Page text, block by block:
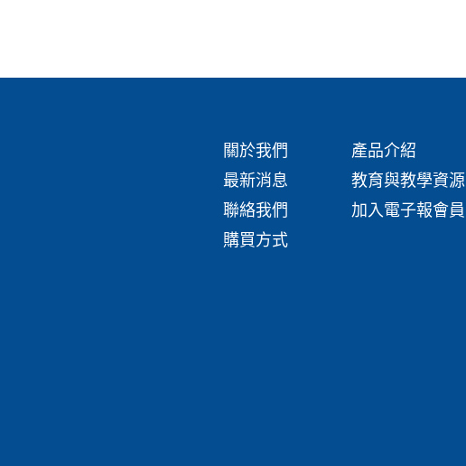
關於我們
最新消息
聯絡我們
購買方式
產品介紹
教育與教學資源
加入電子報會員